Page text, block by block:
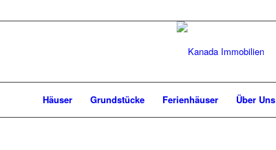
Häuser Grundstücke Ferienhäuser Über Uns